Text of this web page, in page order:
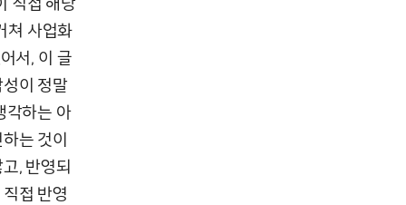
쳐 사업화
서, 이 글
이 정말
각하는 아
는 것이
, 반영되
접 반영